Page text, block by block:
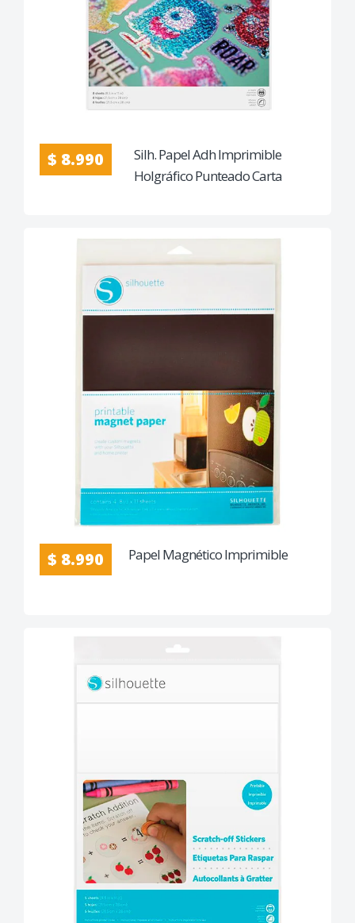
$ 8.990
Silh. Papel Adh Imprimible
Holgráfico Punteado Carta
$ 8.990 Papel Magnético Imprimible